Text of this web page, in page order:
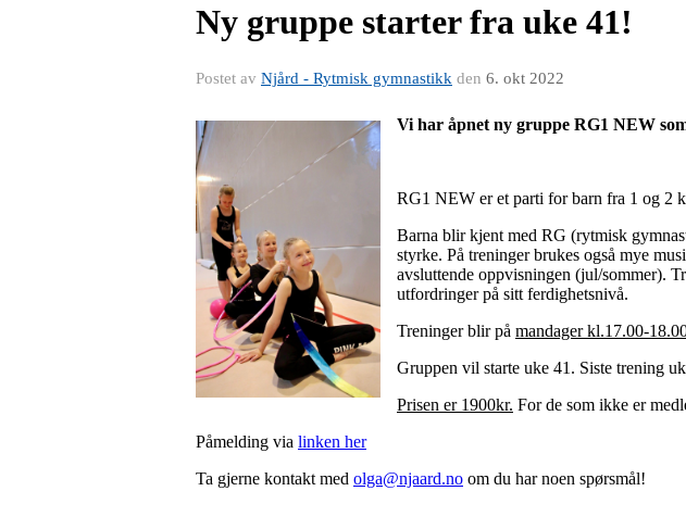
Ny gruppe starter fra uke 41!
Postet av Njård - Rytmisk gymnastikk den 6. okt 2022
Vi har åpnet ny gruppe RG1 NEW
RG1 NEW er et parti for barn fra 1 og 2
Barna blir kjent med RG (rytmisk
styrke. På treninger brukes også mye
avsluttende oppvisningen (jul/sommer).
utfordringer på sitt ferdighetsnivå.
Treninger blir på mandager kl.17.00-
Gruppen vil starte uke 41. Siste trening
Prisen er 1900kr. For de som ikke er
Påmelding via linken her
Ta gjerne kontakt med olga@njaard.no om du har noen spørsmål!